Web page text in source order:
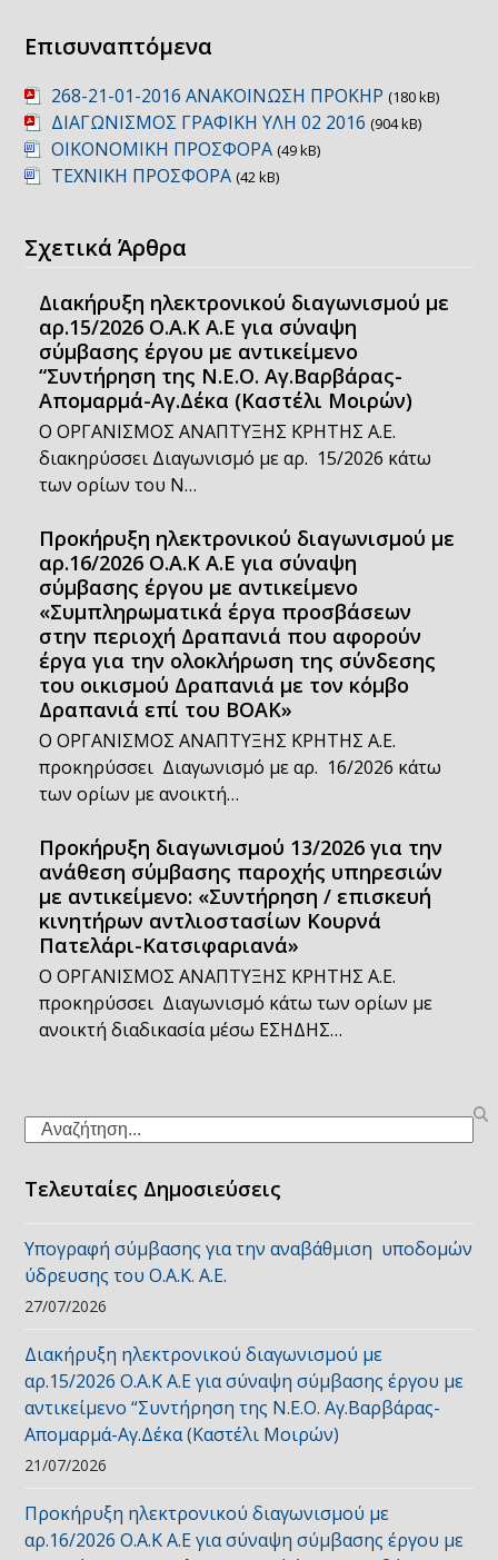
Επισυναπτόμενα
268-21-01-2016 ΑΝΑΚΟΙΝΩΣΗ ΠΡΟΚΗΡ (180 kB)
ΔΙΑΓΩΝΙΣΜΟΣ ΓΡΑΦΙΚΗ ΥΛΗ 02 2016 (904 kB)
ΟΙΚΟΝΟΜΙΚΗ ΠΡΟΣΦΟΡΑ (49 kB)
ΤΕΧΝΙΚH ΠΡΟΣΦΟΡΑ (42 kB)
Σχετικά Άρθρα
Διακήρυξη ηλεκτρονικού διαγωνισμού με
αρ.15/2026 Ο.Α.Κ Α.Ε για σύναψη
σύμβασης έργου με αντικείμενο
“Συντήρηση της Ν.Ε.Ο. Αγ.Βαρβάρας-
Απομαρμά-Αγ.Δέκα (Καστέλι Μοιρών)
Ο ΟΡΓΑΝΙΣΜΟΣ ΑΝΑΠΤΥΞΗΣ ΚΡΗΤΗΣ Α.Ε.
διακηρύσσει Διαγωνισμό με αρ. 15/2026 κάτω
των ορίων του Ν…
Προκήρυξη ηλεκτρονικού διαγωνισμού με
αρ.16/2026 Ο.Α.Κ Α.Ε για σύναψη
σύμβασης έργου με αντικείμενο
«Συμπληρωματικά έργα προσβάσεων
στην περιοχή Δραπανιά που αφορούν
έργα για την ολοκλήρωση της σύνδεσης
του οικισμού Δραπανιά με τον κόμβο
Δραπανιά επί του ΒΟΑΚ»
Ο ΟΡΓΑΝΙΣΜΟΣ ΑΝΑΠΤΥΞΗΣ ΚΡΗΤΗΣ Α.Ε.
προκηρύσσει Διαγωνισμό με αρ. 16/2026 κάτω
των ορίων με ανοικτή…
Προκήρυξη διαγωνισμού 13/2026 για την
ανάθεση σύμβασης παροχής υπηρεσιών
με αντικείμενο: «Συντήρηση / επισκευή
κινητήρων αντλιοστασίων Κουρνά
Πατελάρι-Κατσιφαριανά»
Ο ΟΡΓΑΝΙΣΜΟΣ ΑΝΑΠΤΥΞΗΣ ΚΡΗΤΗΣ Α.Ε.
προκηρύσσει Διαγωνισμό κάτω των ορίων με
ανοικτή διαδικασία μέσω ΕΣΗΔΗΣ…
Search
Τελευταίες Δημοσιεύσεις
Υπογραφή σύμβασης για την αναβάθμιση υποδομών
ύδρευσης του Ο.Α.Κ. Α.Ε.
27/07/2026
Διακήρυξη ηλεκτρονικού διαγωνισμού με
αρ.15/2026 Ο.Α.Κ Α.Ε για σύναψη σύμβασης έργου με
αντικείμενο “Συντήρηση της Ν.Ε.Ο. Αγ.Βαρβάρας-
Απομαρμά-Αγ.Δέκα (Καστέλι Μοιρών)
21/07/2026
Προκήρυξη ηλεκτρονικού διαγωνισμού με
αρ.16/2026 Ο.Α.Κ Α.Ε για σύναψη σύμβασης έργου με